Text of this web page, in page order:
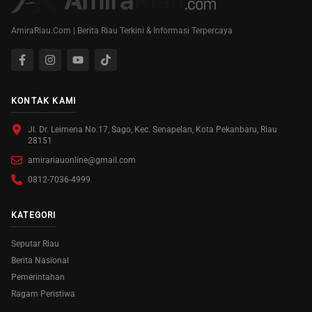
AmiraRiau.Com | Berita Riau Terkini & Informasi Terpercaya
KONTAK KAMI
Jl. Dr. Leimena No.17, Sago, Kec. Senapelan, Kota Pekanbaru, Riau
28151
amirariauonline@gmail.com
0812-7036-4999
KATEGORI
Seputar Riau
Berita Nasional
Pemerintahan
Ragam Peristiwa